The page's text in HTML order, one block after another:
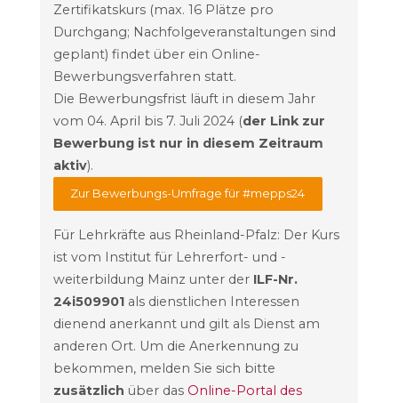
Zertifikatskurs (max. 16 Plätze pro
Durchgang; Nachfolgeveranstaltungen sind
geplant) findet über ein Online-
Bewerbungsverfahren statt.
Die Bewerbungsfrist läuft in diesem Jahr
vom 04. April bis 7. Juli 2024 (der Link zur
Bewerbung ist nur in diesem Zeitraum
aktiv).
Zur Bewerbungs-Umfrage für #mepps24
Für Lehrkräfte aus Rheinland-Pfalz: Der Kurs
ist vom Institut für Lehrerfort- und -
weiterbildung Mainz unter der ILF-Nr.
24i509901als dienstlichen Interessen
dienend anerkannt und gilt als Dienst am
anderen Ort. Um die Anerkennung zu
bekommen, melden Sie sich bitte
zusätzlich über das Online-Portal des